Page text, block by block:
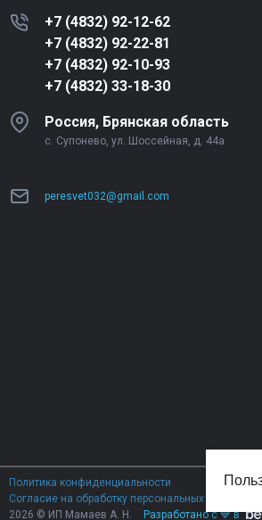
+7 (4832) 92-12-62
+7 (4832) 92-22-81
+7 (4832) 92-10-93
+7 (4832) 33-18-30
Россия, Брянская область
с. Супонево, ул. Шоссейная, д. 44а
peresvet032@gmail.com
Политика конфиденциальности
Согласие на обработку персональных данных
2026 © ИП Мамаев А. Н.
Разработано с 💙 в